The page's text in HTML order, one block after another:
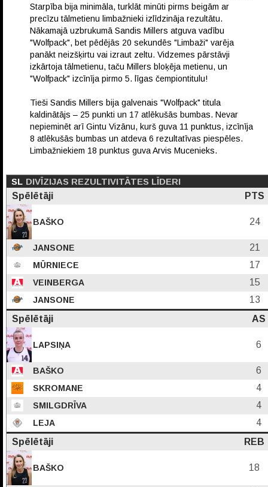
Starpība bija minimāla, turklāt minūti pirms beigām ar
precīzu tālmetienu limbažnieki izlīdzināja rezultātu.
Nākamajā uzbrukumā Sandis Millers atguva vadību
"Wolfpack", bet pēdējās 20 sekundēs "Limbaži" varēja
panākt neizšķirtu vai izraut zeltu. Vidzemes pārstāvji
izkārtoja tālmetienu, taču Millers bloķēja metienu, un
"Wolfpack" izcīnīja pirmo 5. līgas čempiontitulu!
Tieši Sandis Millers bija galvenais "Wolfpack" titula
kaldinātājs – 25 punkti un 17 atlēkušās bumbas. Nevar
nepieminēt arī Gintu Vizānu, kurš guva 11 punktus, izcīnīja
8 atlēkušās bumbas un atdeva 6 rezultatīvas piespēles.
Limbažniekiem 18 punktus guva Arvis Mucenieks.
SL DIVĪZIJAS REZULTIVITĀTES LĪDERI
Spēlētāji
PTS
BAŠKO 24
JANSONE 21
MŪRNIECE 17
VEINBERGA 15
JANSONE
13
Spēlētāji
AS
LAPSIŅA 6
BAŠKO 6
SKROMANE 4
SMILGDRĪVA 4
LEJA
4
Spēlētāji
REB
BAŠKO 18